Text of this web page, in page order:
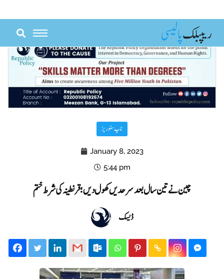
content
ٹاپ سٹوریز
January 8, 2023
5:44 pm
چین نے تین سال بعد سرحدیں کھول دیں؛ قرنطینہ کی شرط ختم
ڈیسک